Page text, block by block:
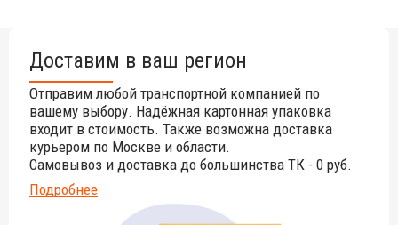
Доставим в ваш регион
Отправим любой транспортной компанией по
вашему выбору. Надёжная картонная упаковка
входит в стоимость. Также возможна доставка
курьером по Москве и области.
Самовывоз и доставка до большинства ТК - 0 руб.
Подробнее